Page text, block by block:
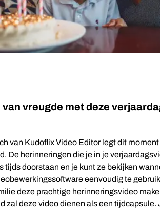
vreugde met deze
van Kudoflix Video Editor legt dit
De herinneringen die je in je
tijds doorstaan en je kunt ze bekijken
eenvoudig te
deze prachtige herinneringsvideo
zal deze video dienen als een tijdcapsule.